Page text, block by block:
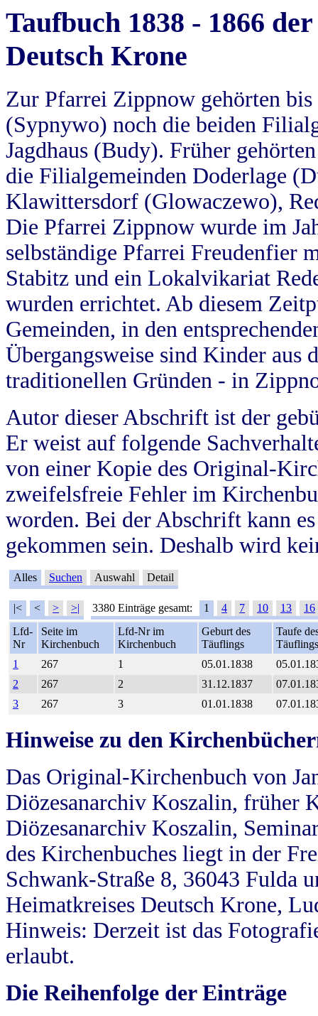
Taufbuch 1838 - 1866
Deutsch Krone
Zur Pfarrei Zippnow gehörten
(Sypnywo) noch die beiden
Jagdhaus (Budy). Früher
die Filialgemeinden Doderlage
Klawittersdorf (Glowaczewo),
Die Pfarrei Zippnow wurde im
selbständige Pfarrei Freudenfier
Stabitz und ein Lokalvikariat
wurden errichtet. Ab diesem
Gemeinden, in den
Übergangsweise sind Kinder aus
traditionellen Gründen - in
Autor dieser Abschrift ist der
Er weist auf folgende
von einer Kopie des Original-
zweifelsfreie Fehler im
worden. Bei der Abschrift kann
gekommen sein. Deshalb wird
Alles Suchen Auswahl Detail
|< < > >| 3380 Einträge gesamt: 1 4 7 10 13
16
Lfd-
Nr
Seite im
Kirchenbuch
Lfd-Nr im
Kirchenbuch
Geburt des
Täuflings
Taufe
Täuflings
1
267 1 05.01.1838
2
267 2 31.12.1837
3
267 3 01.01.1838
Hinweise zu den
Das Original-Kirchenbuch von
Diözesanarchiv Koszalin, früher
Diözesanarchiv Koszalin,
des Kirchenbuches liegt in der
Schwank-Straße 8, 36043 Fulda
Heimatkreises Deutsch Krone,
Hinweis: Derzeit ist das
erlaubt.
Die Reihenfolge der Einträge